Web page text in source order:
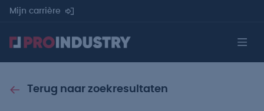
Mijn carrière
Terug naar zoekresultaten